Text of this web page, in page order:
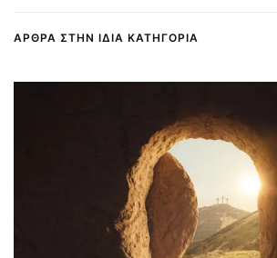
ΑΡΘΡΑ ΣΤΗΝ ΙΔΙΑ ΚΑΤΗΓΟΡΙΑ